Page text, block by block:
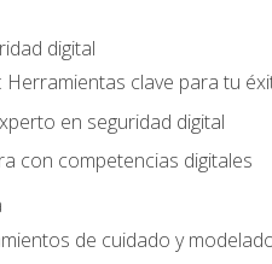
digital
Herramientas clave para tu
en seguridad digital
con competencias digitales
de cuidado y